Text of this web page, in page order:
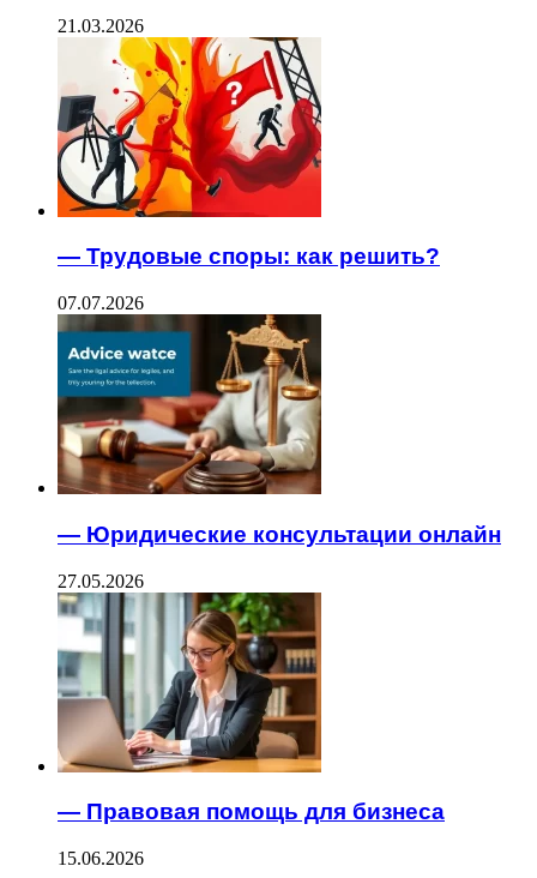
21.03.2026
— Трудовые споры: как решить?
07.07.2026
— Юридические консультации онлайн
27.05.2026
— Правовая помощь для бизнеса
15.06.2026